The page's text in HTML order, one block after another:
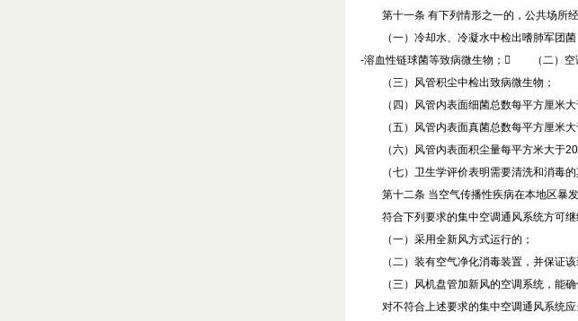
第十一条 有下列情形之一的，公共场所
（一）冷却水、冷凝水中检出嗜肺军团菌
-溶血性链球菌等致病微生物；  （二）空调
（三）风管积尘中检出致病微生物；
（四）风管内表面细菌总数每平方厘米大
（五）风管内表面真菌总数每平方厘米大
（六）风管内表面积尘量每平方米大于20
（七）卫生学评价表明需要清洗和消毒的
第十二条 当空气传播性疾病在本地区暴
符合下列要求的集中空调通风系统方可继
（一）采用全新风方式运行的；
（二）装有空气净化消毒装置，并保证该
（三）风机盘管加新风的空调系统，能确
对不符合上述要求的集中空调通风系统应